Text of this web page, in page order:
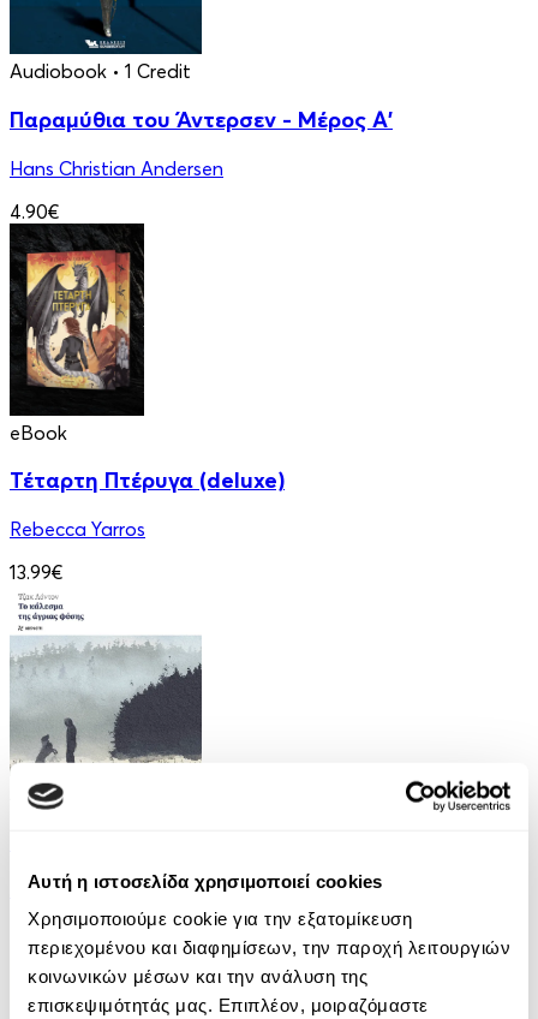
Αυτή η ιστοσελίδα χρησιμοποιεί cookies
Χρησιμοποιούμε cookie για την εξατομίκευση
περιεχομένου και διαφημίσεων, την παροχή λειτουργιών
κοινωνικών μέσων και την ανάλυση της
επισκεψιμότητάς μας. Επιπλέον, μοιραζόμαστε
Audiobook • 1 Credit
Παραμύθια του Άντερσεν - Μέρος Α'
Hans Christian Andersen
4.90€
eBook
Τέταρτη Πτέρυγα (deluxe)
Rebecca Yarros
13.99€
Audiobook
Jack London
7.90€ 3.95€ (-50%)